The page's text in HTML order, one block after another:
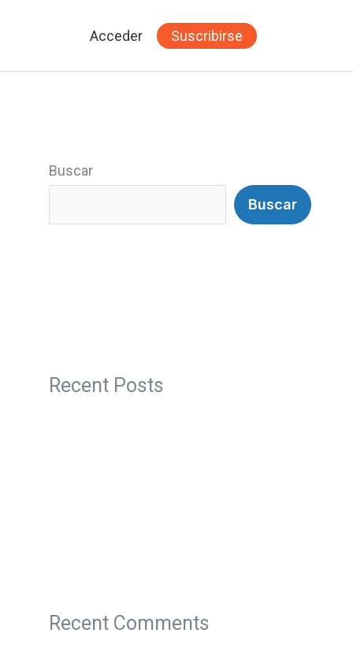
Acceder Suscribirse
Buscar
Buscar
Recent Posts
Recent Comments